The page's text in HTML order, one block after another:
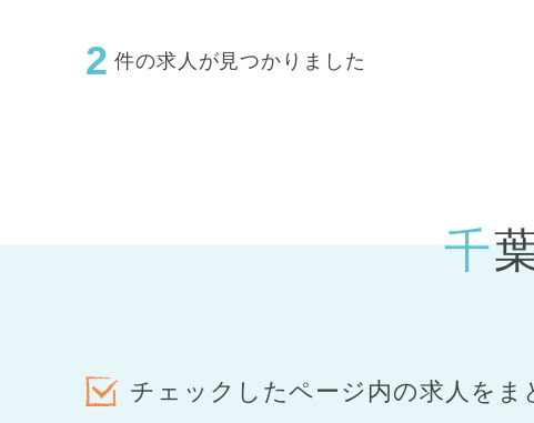
2 件の求人が見つかりました
チェックしたページ内の求人をま